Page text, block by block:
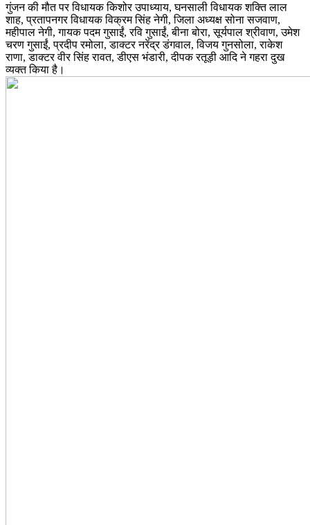
गुंजन की मौत पर विधायक किशोर उपाध्याय, घनसाली विधायक शक्ति लाल
शाह, प्रतापनगर विधायक विक्रम सिंह नेगी, जिला अध्यक्ष सोना सजवाण,
महीपाल नेगी, गायक पदम गुसाईं, रवि गुसाईं, बीना बोरा, सूर्यपाल श्रीवाण, उमेश
चरण गुसाईं, प्रदीप रमोला, डाक्टर नरेंद्र डंगवाल, विजय गुनसोला, राकेश
राणा, डाक्टर वीर सिंह रावत, डीएस भंडारी, दीपक रतूड़ी आदि ने गहरा दुख
व्यक्त किया है।